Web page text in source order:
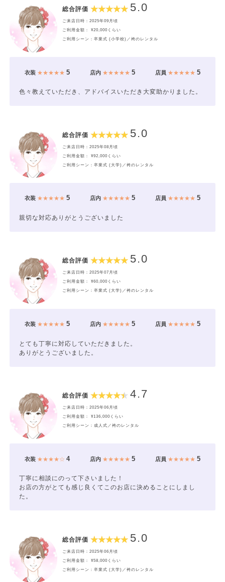
総合評価 5.0
ご来店日時：2025年09月頃
ご利用金額： ¥20,000くらい
ご利用シーン：卒業式 (小学校)／袴のレンタル
衣装★★★★★ 5 店内★★★★★ 5 店員 ★★★★★5
色々教えていただき、アドバイスいただき大変助かりました。
総合評価 5.0
ご来店日時：2025年08月頃
ご利用金額： ¥92,000くらい
ご利用シーン：卒業式 (大学)／袴のレンタル
衣装★★★★★ 5 店内★★★★★ 5 店員 ★★★★★5
親切な対応ありがとうございました
総合評価 5.0
ご来店日時：2025年07月頃
ご利用金額： ¥60,000くらい
ご利用シーン：卒業式 (大学)／袴のレンタル
衣装★★★★★ 5 店内★★★★★ 5 店員 ★★★★★5
とても丁寧に対応していただきました。
ありがとうございました。
総合評価 4.7
ご来店日時：2025年06月頃
ご利用金額： ¥136,000くらい
ご利用シーン：成人式／袴のレンタル
衣装★★★★☆ 4 店内★★★★★ 5 店員 ★★★★★5
丁寧に相談にのって下さいました！
お店の方がとても感じ良くてこのお店に決めることにしまし
た。
総合評価 5.0
ご来店日時：2025年06月頃
ご利用金額： ¥58,000くらい
ご利用シーン：卒業式 (大学)／袴のレンタル